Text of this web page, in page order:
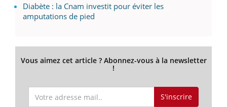
Diabète : la Cnam investit pour éviter les
amputations de pied
Vous aimez cet article ? Abonnez-vous à la newsletter
!
S'inscrire